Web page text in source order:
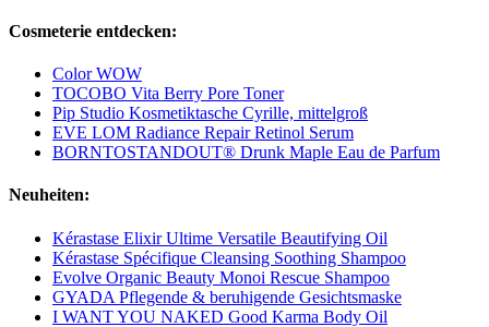
Cosmeterie entdecken:
Color WOW
TOCOBO Vita Berry Pore Toner
Pip Studio Kosmetiktasche Cyrille, mittelgroß
EVE LOM Radiance Repair Retinol Serum
BORNTOSTANDOUT® Drunk Maple Eau de Parfum
Neuheiten:
Kérastase Elixir Ultime Versatile Beautifying Oil
Kérastase Spécifique Cleansing Soothing Shampoo
Evolve Organic Beauty Monoi Rescue Shampoo
GYADA Pflegende & beruhigende Gesichtsmaske
I WANT YOU NAKED Good Karma Body Oil